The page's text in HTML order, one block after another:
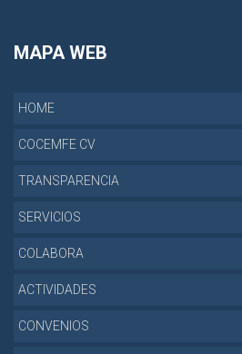
MAPA WEB
HOME
COCEMFE CV
TRANSPARENCIA
SERVICIOS
COLABORA
ACTIVIDADES
CONVENIOS